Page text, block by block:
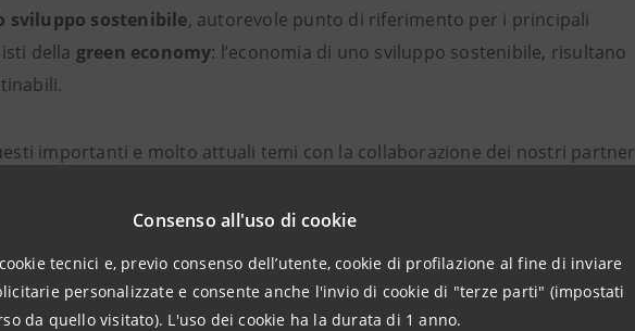
Consenso all'uso di cookie
tecnici e, previo consenso dell’utente, cookie di profilazione al fine di inviare
personalizzate e consente anche l'invio di cookie di "terze parti" (impostati
da quello visitato). L'uso dei cookie ha la durata di 1 anno.
sviluppo sostenibile, autorevole punto di riferimento per i principali
della green economy: l’economia di uno sviluppo sostenibile, risultano
importanti e molto attuali temi con la collaborazione dei nostri partner
Innovation Center
parteciperà Daniele Borghi. Anche in questa occasione
le startup selezionate nell’ambito dell’attività diBusiness
società. La testimonianza del sostegno del Gruppo agli ecosistemi di